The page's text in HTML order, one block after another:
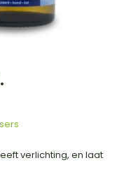
verlichting, en laat